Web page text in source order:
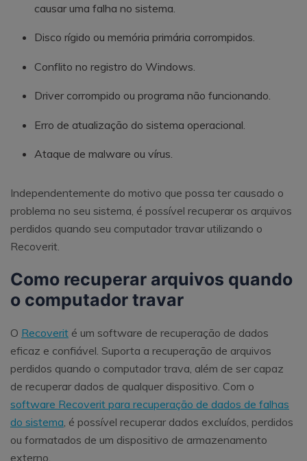
causar uma falha no sistema.
Disco rígido ou memória primária corrompidos.
Conflito no registro do Windows.
Driver corrompido ou programa não funcionando.
Erro de atualização do sistema operacional.
Ataque de malware ou vírus.
Independentemente do motivo que possa ter causado o
problema no seu sistema, é possível recuperar os arquivos
perdidos quando seu computador travar utilizando o
Recoverit.
Como recuperar arquivos quando
o computador travar
O Recoverit é um software de recuperação de dados
eficaz e confiável. Suporta a recuperação de arquivos
perdidos quando o computador trava, além de ser capaz
de recuperar dados de qualquer dispositivo. Com o
software Recoverit para recuperação de dados de falhas
do sistema, é possível recuperar dados excluídos, perdidos
ou formatados de um dispositivo de armazenamento
externo.